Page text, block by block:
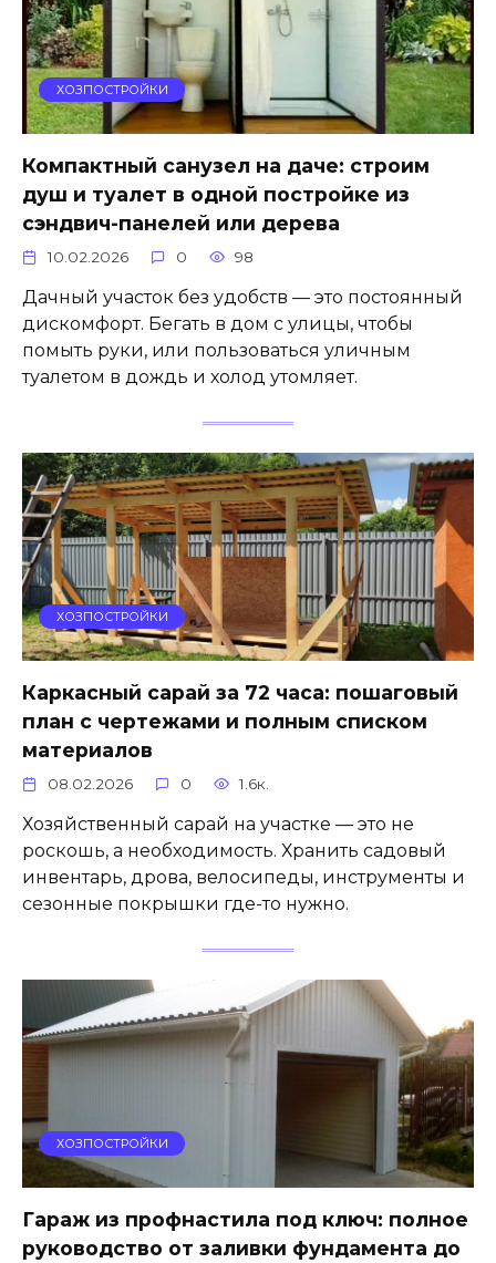
ХОЗПОСТРОЙКИ
Компактный санузел на даче: строим
душ и туалет в одной постройке из
сэндвич-панелей или дерева
10.02.2026 0 98
Дачный участок без удобств — это постоянный
дискомфорт. Бегать в дом с улицы, чтобы
помыть руки, или пользоваться уличным
туалетом в дождь и холод утомляет.
ХОЗПОСТРОЙКИ
Каркасный сарай за 72 часа: пошаговый
план с чертежами и полным списком
материалов
08.02.2026 0 1.6к.
Хозяйственный сарай на участке — это не
роскошь, а необходимость. Хранить садовый
инвентарь, дрова, велосипеды, инструменты и
сезонные покрышки где-то нужно.
ХОЗПОСТРОЙКИ
Гараж из профнастила под ключ: полное
руководство от заливки фундамента до